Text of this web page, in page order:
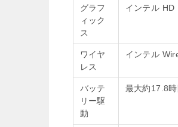
グラフ
ィック
ス
インテル
ワイヤ
レス
インテル
バッテ
リー駆
動
最大約17.8時